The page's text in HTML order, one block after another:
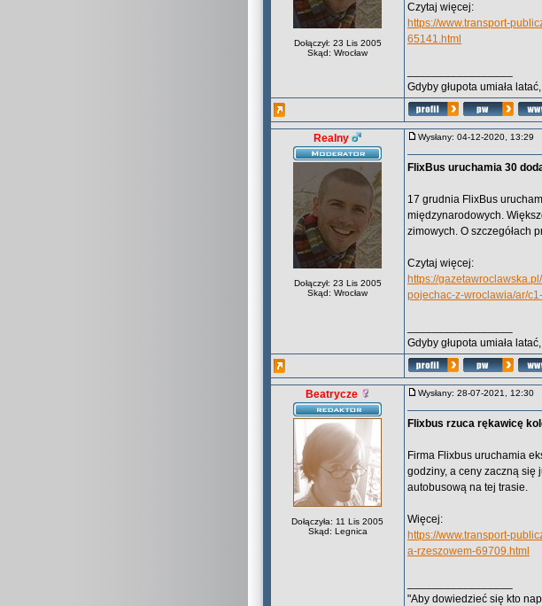
Dołączył: 23 Lis 2005
Skąd: Wrocław
Czytaj więcej:
https://www.transport-
65141.html
Gdyby głupota umiała
Realny
Dołączył: 23 Lis 2005
Skąd: Wrocław
Wysłany: 04-12-2020, 13:29
FlixBus uruchamia 30
17 grudnia FlixBus
międzynarodowych.
zimowych. O szczegółach
Czytaj więcej:
https://
pojechac-z-wroclawia/ar/
Gdyby głupota umiała
Beatrycze
Dołączyła: 11 Lis 2005
Skąd: Legnica
Wysłany: 28-07-2021, 12:30
Flixbus rzuca rękawicę
Firma Flixbus uruchamia
godziny, a ceny zaczną się
autobusową na tej trasie.
Więcej:
https://www.transport-
a-rzeszowem-69709.html
"Aby dowiedzieć się kto